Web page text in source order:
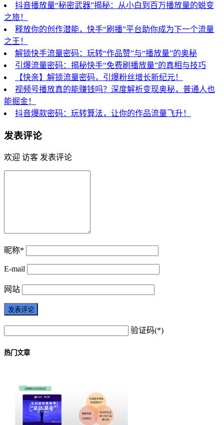
抖音播放量“秘密武器”揭秘：从小白到百万播放量的蜕变
之旅！
释放你的创作潜能，快手“刷播”平台助你成为下一个流量
之王！
解锁快手流量密码：玩转“作品赞”与“播放量”的奥秘
引爆流量密码：揭秘快手“免费刷播放量”的真相与技巧
【快亲】解锁流量密码，引爆粉丝增长新纪元！
视频号播放真的能赚钱吗？深度解析变现奥秘，普通人也
能掘金！
抖音爆款密码：玩转算法，让你的作品流量飞升！
发表评论
欢迎 访客 发表评论
昵称*
E-mail
网站
验证码(*)
热门文章